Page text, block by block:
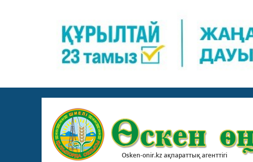
Osken-onir.kz ақпараттық агенттігі